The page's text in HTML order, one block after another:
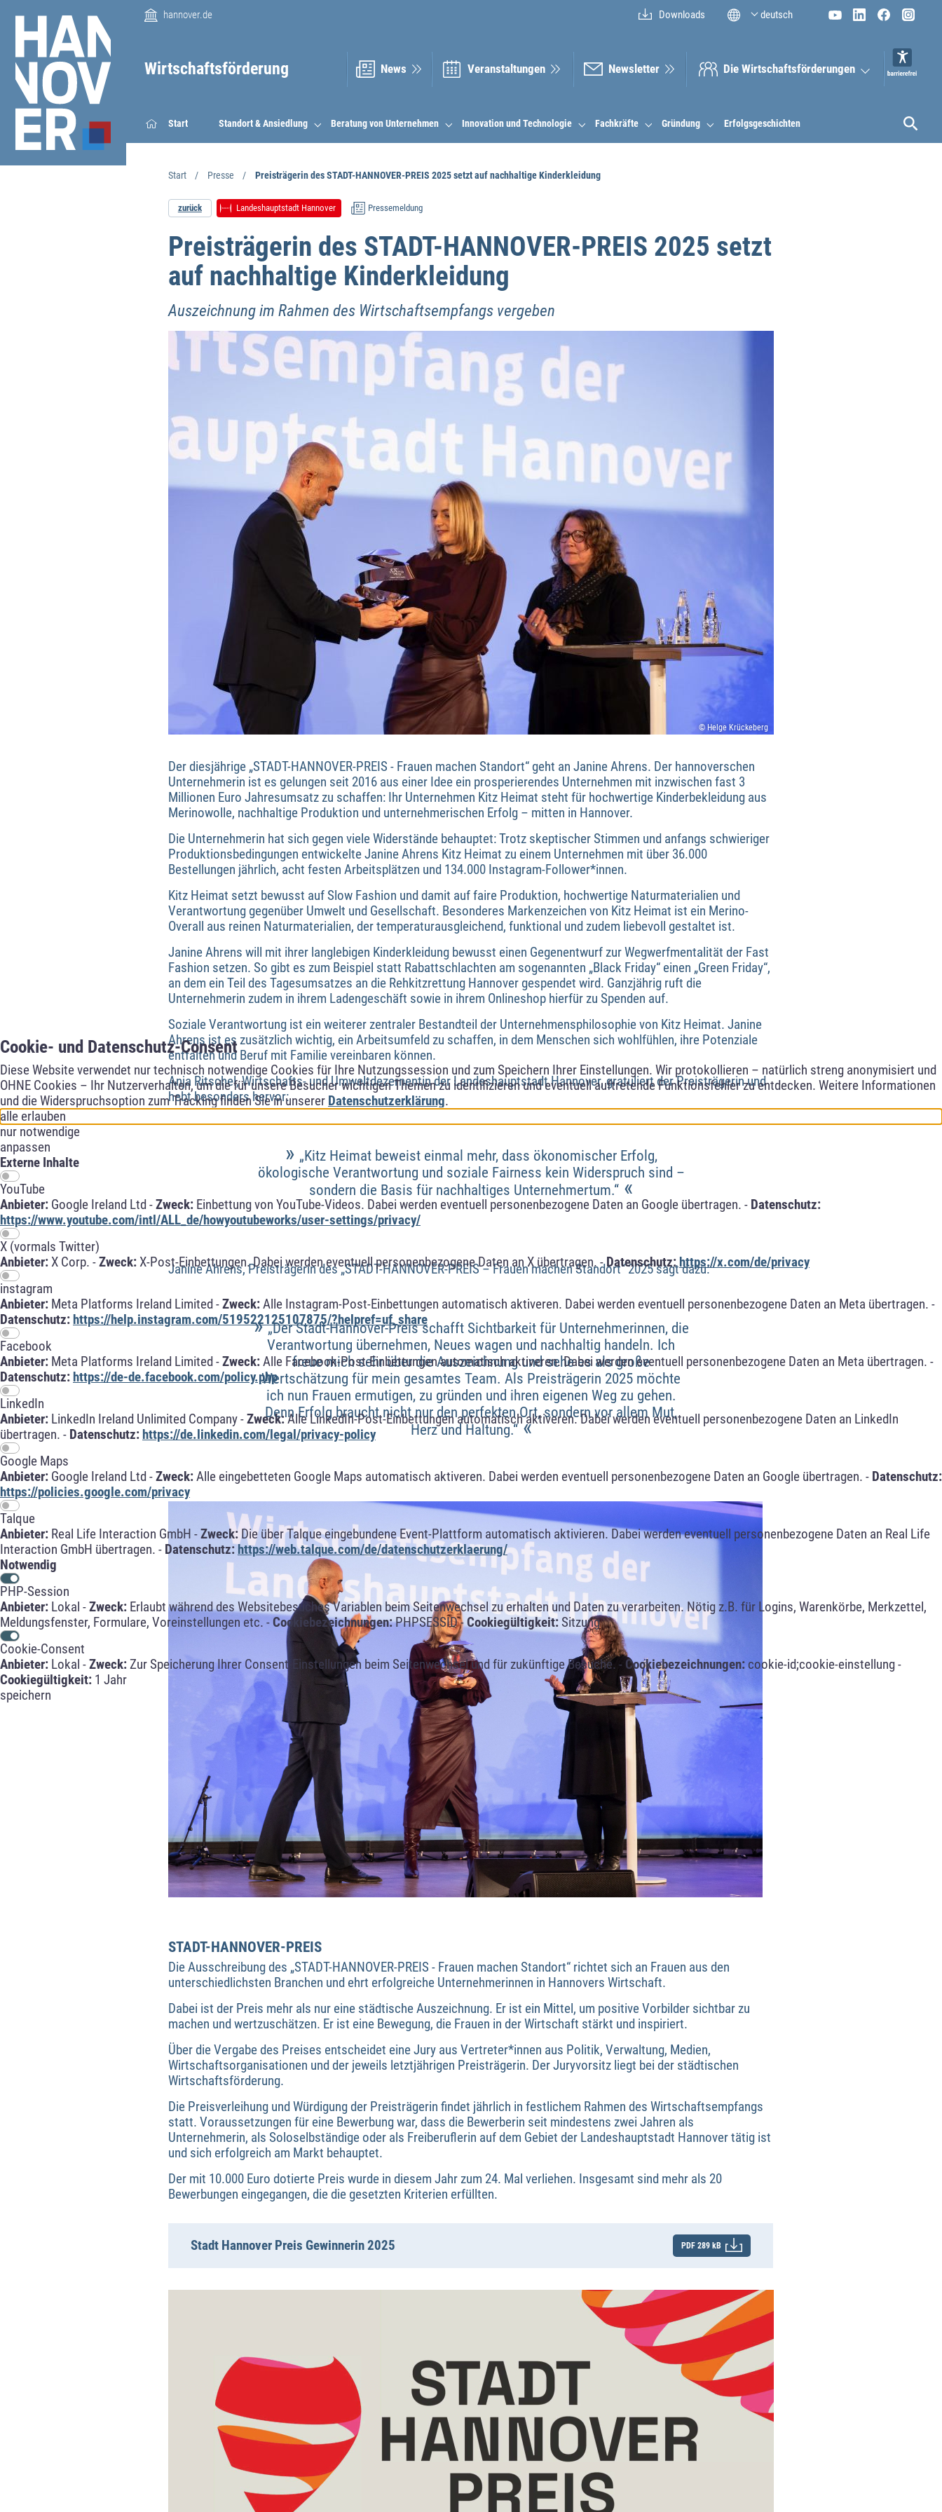
Cookie- und Datenschutz-Consent
Diese Website verwendet nur technisch notwendige Cookies für Ihre Nutzungssession und zum Speichern Ihrer Einstellungen. Wir protokollieren – natürlich streng anonymisiert und
OHNE Cookies – Ihr Nutzerverhalten, um die für unsere Besucher wichtigen Themen zu identifizieren und eventuell auftretende Funktionsfehler zu entdecken. Weitere Informationen
und die Widerspruchsoption zum Tracking finden Sie in unserer Datenschutzerklärung.
alle erlauben
nur notwendige
anpassen
Externe Inhalte
YouTube
Anbieter: Google Ireland Ltd -Zweck: Einbettung von YouTube-Videos. Dabei werden eventuell personenbezogene Daten an Google übertragen. - Datenschutz:
https://www.youtube.com/intl/ALL_de/howyoutubeworks/user-settings/privacy/
X (vormals Twitter)
Anbieter:X Corp. -Zweck:X-Post-Einbettungen. Dabei werden eventuell personenbezogene Daten an X übertragen. -Datenschutz: https://x.com/de/privacy
instagram
Anbieter: Meta Platforms Ireland Limited -Zweck:Alle Instagram-Post-Einbettungen automatisch aktiveren. Dabei werden eventuell personenbezogene Daten an Meta übertragen. -
Datenschutz: https://help.instagram.com/519522125107875/?helpref=uf_share
Facebook
Anbieter: Meta Platforms Ireland Limited -Zweck:Alle Facebook-Post-Einbettungen automatisch aktiveren. Dabei werden eventuell personenbezogene Daten an Meta übertragen. -
Datenschutz: https://de-de.facebook.com/policy.php
LinkedIn
Anbieter: LinkedIn Ireland Unlimited Company -Zweck:Alle LinkedIn-Post-Einbettungen automatisch aktiveren. Dabei werden eventuell personenbezogene Daten an LinkedIn
übertragen. - Datenschutz: https://de.linkedin.com/legal/privacy-policy
Google Maps
Anbieter: Google Ireland Ltd -Zweck:Alle eingebetteten Google Maps automatisch aktiveren. Dabei werden eventuell personenbezogene Daten an Google übertragen. - Datenschutz:
https://policies.google.com/privacy
Talque
Anbieter: Real Life Interaction GmbH -Zweck:Die über Talque eingebundene Event-Plattform automatisch aktivieren. Dabei werden eventuell personenbezogene Daten an Real Life
Interaction GmbH übertragen. - Datenschutz:https://web.talque.com/de/datenschutzerklaerung/
Notwendig
PHP-Session
Anbieter: Lokal -Zweck: Erlaubt während des Websitebesuches Variablen beim Seitenwechsel zu erhalten und Daten zu verarbeiten. Nötig z.B. für Logins, Warenkörbe, Merkzettel,
Meldungsfenster, Formulare, Voreinstellungen etc. -Cookiebezeichnungen:PHPSESSID -Cookiegültigkeit:Sitzung
Cookie-Consent
Anbieter: Lokal -Zweck:Zur Speicherung Ihrer Consent-Einstellungen beim Seitenwechsel und für zukünftige Besuche. - Cookiebezeichnungen:cookie-id;cookie-einstellung -
Cookiegültigkeit: 1 Jahr
speichern
Wirtschaftsförderung
Start Standort & Ansiedlung Beratung von Unternehmen Innovation und Technologie Fachkräfte Gründung Erfolgsgeschichten
hannover.de Downloads deutsch
News Veranstal­tungen Newsletter Die Wirt­schaftsför­derungen
Start Presse Preisträgerin des STADT-HANNOVER-PREIS 2025 setzt auf nachhaltige Kinderkleidung
zurück Landeshauptstadt Hannover Pressemeldung
Preisträgerin des STADT-HANNOVER-PREIS 2025 setzt
auf nachhaltige Kinderkleidung
Auszeichnung im Rahmen des Wirtschaftsempfangs vergeben
© Helge Krückeberg
Der diesjährige „STADT-HANNOVER-PREIS - Frauen machen Standort“ geht an Janine Ahrens. Der hannoverschen
Unternehmerin ist es gelungen seit 2016 aus einer Idee ein prosperierendes Unternehmen mit inzwischen fast 3
Millionen Euro Jahresumsatz zu schaffen: Ihr Unternehmen Kitz Heimat steht für hochwertige Kinderbekleidung aus
Merinowolle, nachhaltige Produktion und unternehmerischen Erfolg – mitten in Hannover.
Die Unternehmerin hat sich gegen viele Widerstände behauptet: Trotz skeptischer Stimmen und anfangs schwieriger
Produktionsbedingungen entwickelte Janine Ahrens Kitz Heimat zu einem Unternehmen mit über 36.000
Bestellungen jährlich, acht festen Arbeitsplätzen und 134.000 Instagram-Follower*innen.
Kitz Heimat setzt bewusst auf Slow Fashion und damit auf faire Produktion, hochwertige Naturmaterialien und
Verantwortung gegenüber Umwelt und Gesellschaft. Besonderes Markenzeichen von Kitz Heimat ist ein Merino-
Overall aus reinen Naturmaterialien, der temperaturausgleichend, funktional und zudem liebevoll gestaltet ist.
Janine Ahrens will mit ihrer langlebigen Kinderkleidung bewusst einen Gegenentwurf zur Wegwerfmentalität der Fast
Fashion setzen. So gibt es zum Beispiel statt Rabattschlachten am sogenannten „Black Friday“ einen „Green Friday“,
an dem ein Teil des Tagesumsatzes an die Rehkitzrettung Hannover gespendet wird. Ganzjährig ruft die
Unternehmerin zudem in ihrem Ladengeschäft sowie in ihrem Onlineshop hierfür zu Spenden auf.
Soziale Verantwortung ist ein weiterer zentraler Bestandteil der Unternehmensphilosophie von Kitz Heimat. Janine
Ahrens ist es zusätzlich wichtig, ein Arbeitsumfeld zu schaffen, in dem Menschen sich wohlfühlen, ihre Potenziale
entfalten und Beruf mit Familie vereinbaren können.
Anja Ritschel, Wirtschafts- und Umweltdezernentin der Landeshauptstadt Hannover, gratuliert der Preisträgerin und
hebt besonders hervor:
» „Kitz Heimat beweist einmal mehr, dass ökonomischer Erfolg,
ökologische Verantwortung und soziale Fairness kein Widerspruch sind –
sondern die Basis für nachhaltiges Unternehmertum.“ «
Janine Ahrens, Preisträgerin des „STADT-HANNOVER-PREIS – Frauen machen Standort“ 2025 sagt dazu:
»„Der Stadt-Hannover-Preis schafft Sichtbarkeit für Unternehmerinnen, die
Verantwortung übernehmen, Neues wagen und nachhaltig handeln. Ich
freue mich sehr über die Auszeichnung und sehe es als große
Wertschätzung für mein gesamtes Team. Als Preisträgerin 2025 möchte
ich nun Frauen ermutigen, zu gründen und ihren eigenen Weg zu gehen.
Denn Erfolg braucht nicht nur den perfekten Ort, sondern vor allem Mut,
Herz und Haltung.“«
STADT-HANNOVER-PREIS
Die Ausschreibung des „STADT-HANNOVER-PREIS - Frauen machen Standort“ richtet sich an Frauen aus den
unterschiedlichsten Branchen und ehrt erfolgreiche Unternehmerinnen in Hannovers Wirtschaft.
Dabei ist der Preis mehr als nur eine städtische Auszeichnung. Er ist ein Mittel, um positive Vorbilder sichtbar zu
machen und wertzuschätzen. Er ist eine Bewegung, die Frauen in der Wirtschaft stärkt und inspiriert.
Über die Vergabe des Preises entscheidet eine Jury aus Vertreter*innen aus Politik, Verwaltung, Medien,
Wirtschaftsorganisationen und der jeweils letztjährigen Preisträgerin. Der Juryvorsitz liegt bei der städtischen
Wirtschaftsförderung.
Die Preisverleihung und Würdigung der Preisträgerin findet jährlich in festlichem Rahmen des Wirtschaftsempfangs
statt. Voraussetzungen für eine Bewerbung war, dass die Bewerberin seit mindestens zwei Jahren als
Unternehmerin, als Soloselbständige oder als Freiberuflerin auf dem Gebiet der Landeshauptstadt Hannover tätig ist
und sich erfolgreich am Markt behauptet.
Der mit 10.000 Euro dotierte Preis wurde in diesem Jahr zum 24. Mal verliehen. Insgesamt sind mehr als 20
Bewerbungen eingegangen, die die gesetzten Kriterien erfüllten.
Stadt Hannover Preis Gewinnerin 2025 PDF 289 kB